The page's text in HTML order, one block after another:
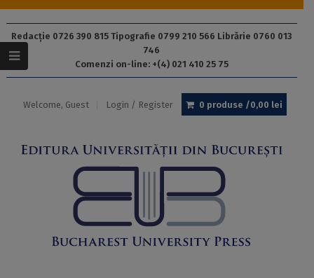
Redacție 0726 390 815 Tipografie 0799 210 566 Librărie 0760 013
746
Comenzi on-line: +(4) 021 410 25 75
Welcome, Guest Login / Register 0 produse /0,00 lei